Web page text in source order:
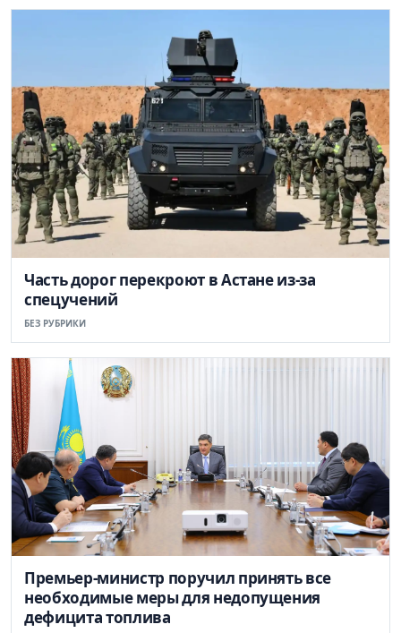
Часть дорог перекроют в Астане из-за
спецучений
БЕЗ РУБРИКИ
Премьер-министр поручил принять все
необходимые меры для недопущения
дефицита топлива